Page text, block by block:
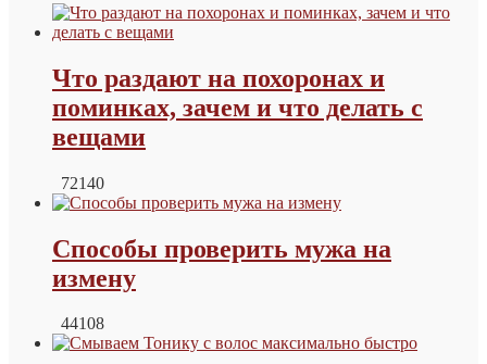
Что раздают на похоронах и
поминках, зачем и что делать с
вещами
72140
Способы проверить мужа на
измену
44108